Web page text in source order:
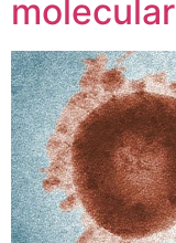
molecular